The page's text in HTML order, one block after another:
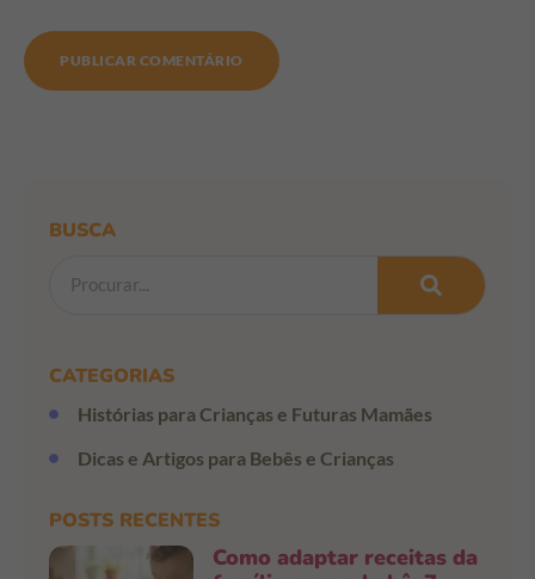
BUSCA
CATEGORIAS
Histórias para Crianças e Futuras Mamães
Dicas e Artigos para Bebês e Crianças
POSTS RECENTES
Como adaptar receitas da